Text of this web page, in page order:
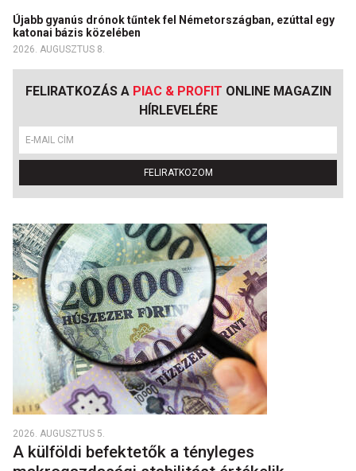
Újabb gyanús drónok tűntek fel Németországban, ezúttal egy
katonai bázis közelében
2026. AUGUSZTUS 8.
FELIRATKOZÁS A PIAC & PROFIT ONLINE MAGAZIN
HÍRLEVELÉRE
FELIRATKOZOM
2026. AUGUSZTUS 5.
A külföldi befektetők a tényleges